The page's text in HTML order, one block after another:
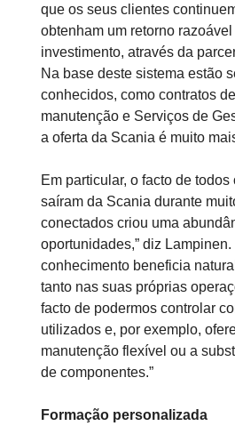
que os seus clientes
obtenham um retorno razoável
investimento, através da
Na base deste sistema estão
conhecidos, como contratos
manutenção e Serviços de
a oferta da Scania é muito
Em particular, o facto de
saíram da Scania durante
conectados criou uma
oportunidades,” diz Lampinen.
conhecimento beneficia
tanto nas suas próprias
facto de podermos controlar
utilizados e, por exemplo,
manutenção flexível ou a
de componentes.”
Formação personalizada